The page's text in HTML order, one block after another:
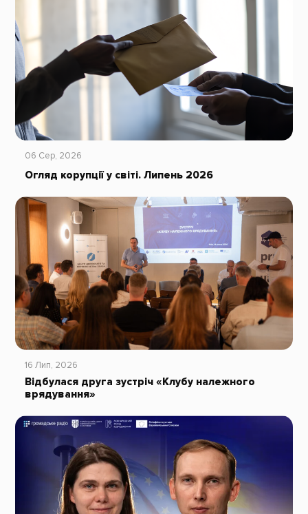
06 Сер, 2026
Огляд корупції у світі. Липень 2026
16 Лип, 2026
Відбулася друга зустріч «Клубу належного
врядування»